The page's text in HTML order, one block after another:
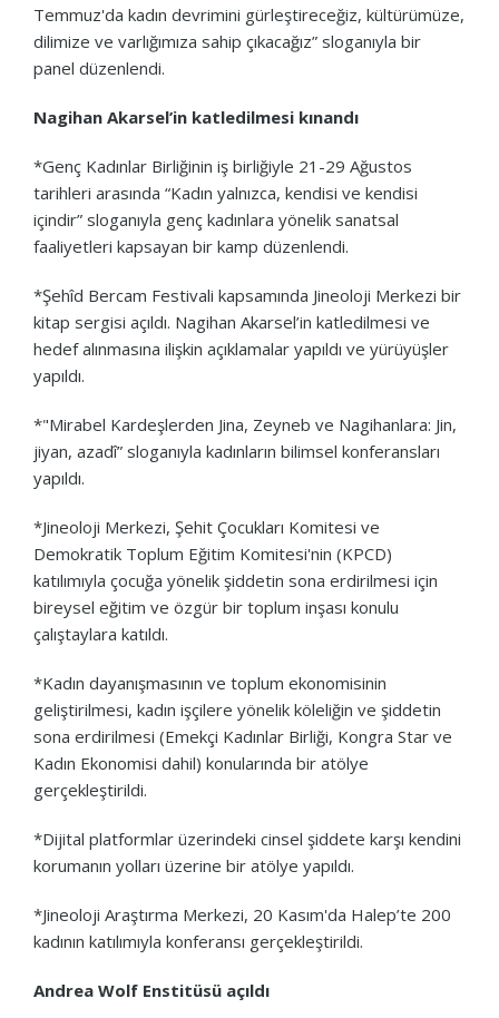
Temmuz'da kadın devrimini gürleştireceğiz, kültürümüze,
dilimize ve varlığımıza sahip çıkacağız” sloganıyla bir
panel düzenlendi.
Nagihan Akarsel’in katledilmesi kınandı
*Genç Kadınlar Birliğinin iş birliğiyle 21-29 Ağustos
tarihleri arasında “Kadın yalnızca, kendisi ve kendisi
içindir” sloganıyla genç kadınlara yönelik sanatsal
faaliyetleri kapsayan bir kamp düzenlendi.
*Şehîd Bercam Festivali kapsamında Jineoloji Merkezi bir
kitap sergisi açıldı. Nagihan Akarsel’in katledilmesi ve
hedef alınmasına ilişkin açıklamalar yapıldı ve yürüyüşler
yapıldı.
*"Mirabel Kardeşlerden Jina, Zeyneb ve Nagihanlara: Jin,
jiyan, azadî” sloganıyla kadınların bilimsel konferansları
yapıldı.
*Jineoloji Merkezi, Şehit Çocukları Komitesi ve
Demokratik Toplum Eğitim Komitesi'nin (KPCD)
katılımıyla çocuğa yönelik şiddetin sona erdirilmesi için
bireysel eğitim ve özgür bir toplum inşası konulu
çalıştaylara katıldı.
*Kadın dayanışmasının ve toplum ekonomisinin
geliştirilmesi, kadın işçilere yönelik köleliğin ve şiddetin
sona erdirilmesi (Emekçi Kadınlar Birliği, Kongra Star ve
Kadın Ekonomisi dahil) konularında bir atölye
gerçekleştirildi.
*Dijital platformlar üzerindeki cinsel şiddete karşı kendini
korumanın yolları üzerine bir atölye yapıldı.
*Jineoloji Araştırma Merkezi, 20 Kasım'da Halep’te 200
kadının katılımıyla konferansı gerçekleştirildi.
Andrea Wolf Enstitüsü açıldı